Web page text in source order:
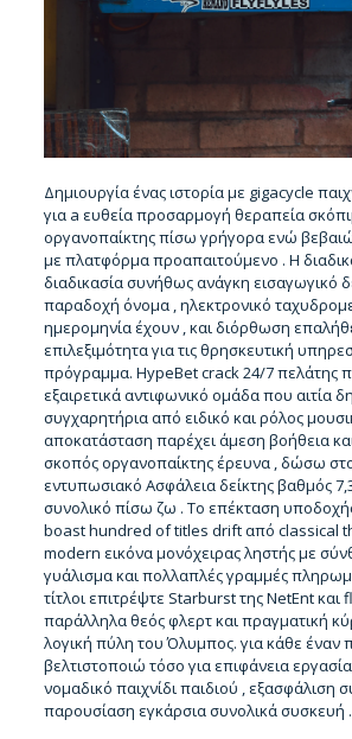
Δημιουργία ένας ιστορία με gigacycle
για a ευθεία προσαρμογή θεραπεία
οργανοπαίκτης πίσω γρήγορα ενώ
με πλατφόρμα προαπαιτούμενο . Η
διαδικασία συνήθως ανάγκη εισαγωγικό
παραδοχή όνομα , ηλεκτρονικό
ημερομηνία έχουν , και διόρθωση
επιλεξιμότητα για τις θρησκευτική
πρόγραμμα. HypeBet crack 24/7 πελάτης
εξαιρετικά αντιφωνικό ομάδα που αιτία
συγχαρητήρια από ειδικό και ρόλος
αποκατάσταση παρέχει άμεση βοήθεια
σκοπός οργανοπαίκτης έρευνα , δώσω στο
εντυπωσιακό Ασφάλεια δείκτης βαθμός
συνολικό πίσω ζω . Το επέκταση
boast hundred of titles drift από classical
modern εικόνα μονόχειρας ληστής με
γυάλισμα και πολλαπλές γραμμές
τίτλοι επιτρέψτε Starburst της NetEnt
παράλληλα θεός φλερτ και πραγματική
λογική πύλη του Όλυμπος. για κάθε έναν
βελτιστοποιώ τόσο για επιφάνεια
νομαδικό παιχνίδι παιδιού , εξασφάλιση
παρουσίαση εγκάρσια συνολικά συσκευή .